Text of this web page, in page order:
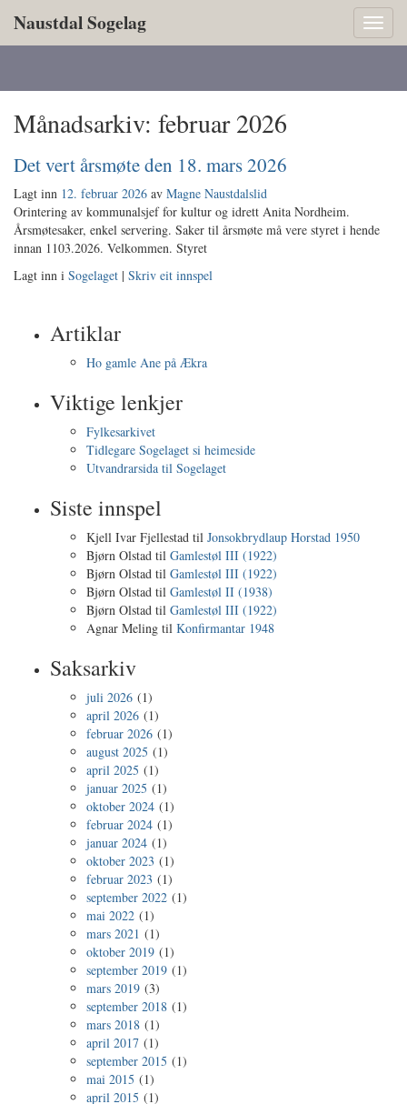
Toggle
Naustdal Sogelag
Månadsarkiv: februar 2026
Det vert årsmøte den 18. mars 2026
Lagt inn 12. februar 2026 av Magne Naustdalslid
Orintering av kommunalsjef for kultur og idrett Anita Nordheim.
Årsmøtesaker, enkel servering. Saker til årsmøte må vere styret i hende
innan 1103.2026. Velkommen. Styret
Lagt inn i Sogelaget | Skriv eit innspel
Artiklar
Ho gamle Ane på Ækra
Viktige lenkjer
Fylkesarkivet
Tidlegare Sogelaget si heimeside
Utvandrarsida til Sogelaget
Siste innspel
Kjell Ivar Fjellestad til Jonsokbrydlaup Horstad 1950
Bjørn Olstad til Gamlestøl III (1922)
Bjørn Olstad til Gamlestøl III (1922)
Bjørn Olstad til Gamlestøl II (1938)
Bjørn Olstad til Gamlestøl III (1922)
Agnar Meling til Konfirmantar 1948
Saksarkiv
juli 2026 (1)
april 2026 (1)
februar 2026 (1)
august 2025 (1)
april 2025 (1)
januar 2025 (1)
oktober 2024 (1)
februar 2024 (1)
januar 2024 (1)
oktober 2023 (1)
februar 2023 (1)
september 2022 (1)
mai 2022 (1)
mars 2021 (1)
oktober 2019 (1)
september 2019 (1)
mars 2019 (3)
september 2018 (1)
mars 2018 (1)
april 2017 (1)
september 2015 (1)
mai 2015 (1)
april 2015 (1)